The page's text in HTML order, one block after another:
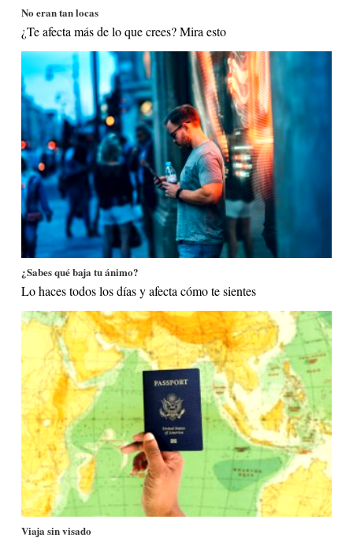
No eran tan locas
¿Te afecta más de lo que crees? Mira esto
¿Sabes qué baja tu ánimo?
Lo haces todos los días y afecta cómo te sientes
Viaja sin visado